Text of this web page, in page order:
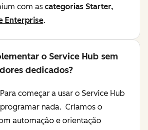
com as categorias Starter,
Enterprise.
o Service Hub sem
dedicados?
começar a usar o Service Hub
nada. Criamos o
automação e orientação